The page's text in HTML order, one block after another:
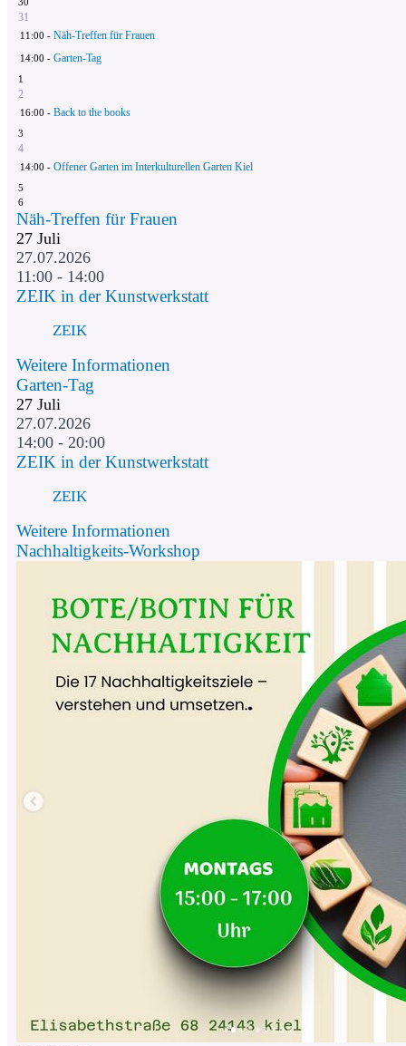
31
11:00 - Näh-Treffen für Frauen
14:00 - Garten-Tag
1
2
16:00 - Back to the books
3
4
14:00 - Offener Garten im Interkulturellen Garten Kiel
5
6
Näh-Treffen für Frauen
27 Juli
27.07.2026
11:00 - 14:00
ZEIK in der Kunstwerkstatt
ZEIK
Weitere Informationen
Garten-Tag
27 Juli
27.07.2026
14:00 - 20:00
ZEIK in der Kunstwerkstatt
ZEIK
Weitere Informationen
Nachhaltigkeits-Workshop